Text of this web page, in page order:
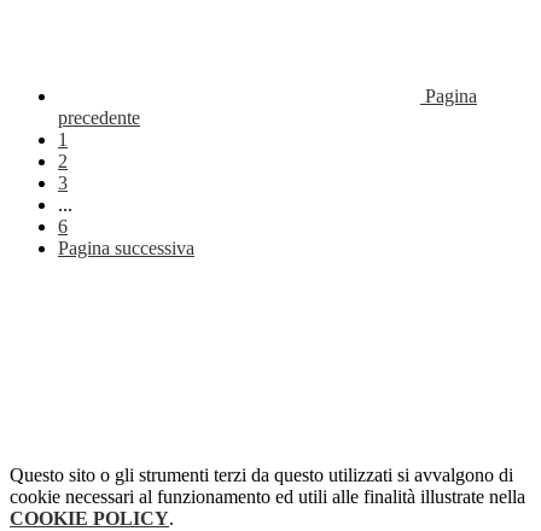
Pagina
precedente
1
2
3
...
6
Pagina successiva
Questo sito o gli strumenti terzi da questo utilizzati si avvalgono di
cookie necessari al funzionamento ed utili alle finalità illustrate nella
COOKIE POLICY.